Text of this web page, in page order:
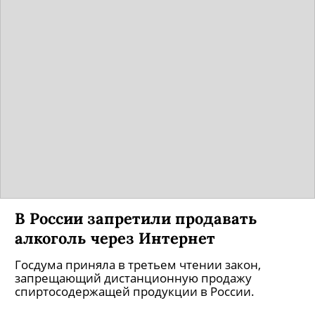
В России запретили продавать
алкоголь через Интернет
Госдума приняла в третьем чтении закон,
запрещающий дистанционную продажу
спиртосодержащей продукции в России.